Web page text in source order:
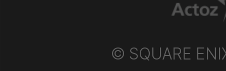
© SQUARE